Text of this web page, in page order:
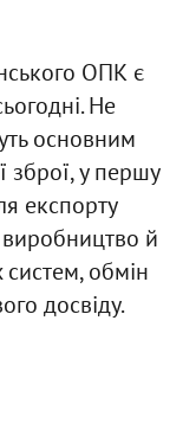
ОПК є
Не
основним
зброї, у першу
експорту
й
обмін
досвіду.